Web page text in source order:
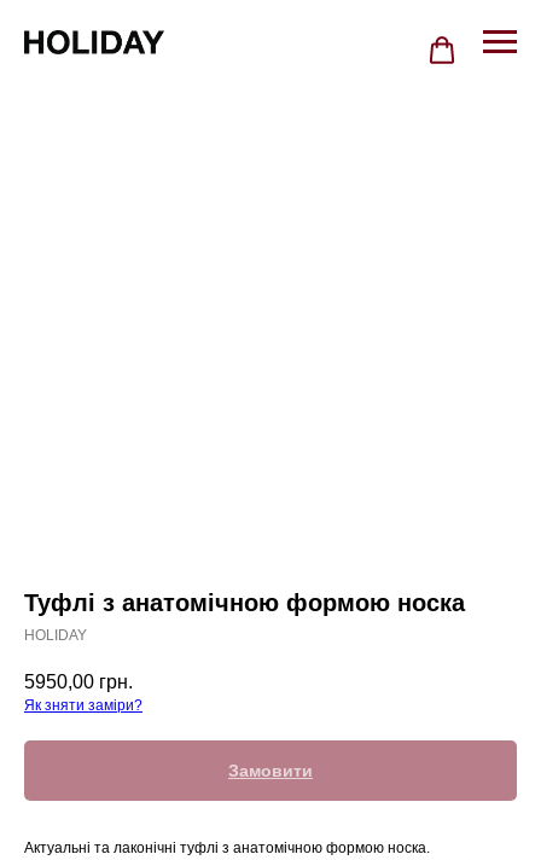
Туфлі з анатомічною формою носка
HOLIDAY
5950,00 грн.
Як зняти заміри?
Замовити
Актуальні та лаконічні туфлі з анатомічною формою носка.